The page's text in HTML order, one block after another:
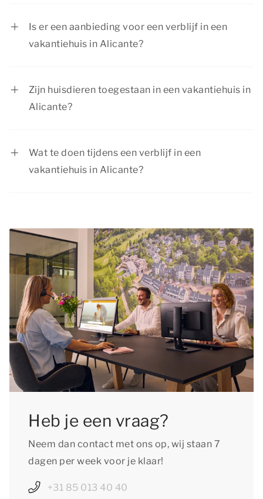
Is er een aanbieding voor een verblijf in een
vakantiehuis in Alicante?
Zijn huisdieren toegestaan in een vakantiehuis in
Alicante?
Wat te doen tijdens een verblijf in een
vakantiehuis in Alicante?
Er is namelijk van alles te beleven in de
omgeving voor elk type gezelschap! Bezoek
bijvoorbeeld een nabijgelegen plaatsje voor een
cultureel of culinair avontuur, ontdek de
natuurrijke omgeving op de fiets of geniet van
de vele andere uitstapjes voor jong en oud.
Heb je een vraag?
Neem dan contact met ons op, wij staan 7
dagen per week voor je klaar!
+31 85 013 40 40